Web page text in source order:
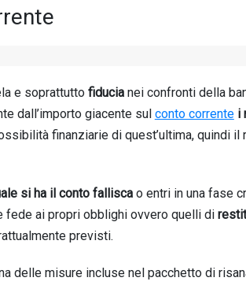
e soprattutto fiducianei confronti della
dall’importo giacente sul conto corrente i
finanziarie di quest’ultima, quindi il
si ha il conto falliscao entri in una fase
fede ai propri obblighi ovvero quelli di
previsti.
delle misure incluse nel pacchetto di